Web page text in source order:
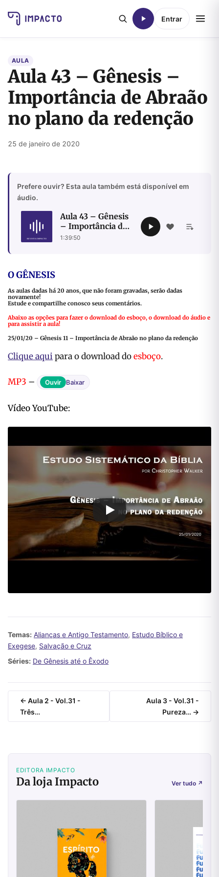
Entrar
AULA
Aula 43 – Gênesis –
Importância de Abraão
no plano da redenção
25 de janeiro de 2020
Prefere ouvir? Esta aula também está disponível em
áudio.
Aula 43 – Gênesis
– Importância de
Abraão no plano
1:39:50
O GÊNESIS
As aulas dadas há 20 anos, que não foram gravadas, serão dadas
novamente!
Estude e compartilhe conosco seus comentários.
Abaixo as opções para fazer o download do esboço, o download do áudio e
para assistir a aula!
25/01/20 – Gênesis 11 – Importância de Abraão no plano da redenção
Clique aqui para o download doesboço.
MP3 – Ouvir Baixar
Vídeo YouTube:
Temas: Alianças e Antigo Testamento, Estudo Bíblico e
Exegese, Salvação e Cruz
Séries: De Gênesis até o Êxodo
← Aula 2 - Vol.31 -
Três…
Aula 3 - Vol.31 -
Pureza… →
EDITORA IMPACTO
Da loja Impacto Ver tudo ↗